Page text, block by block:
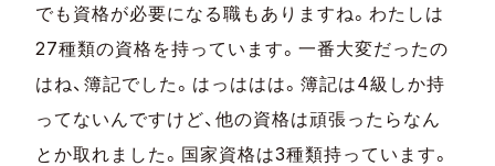
でも資格が必要になる職もありますね。わたしは
27種類の資格を持っています。一番大変だったの
はね、簿記でした。はっははは。簿記は4級しか持
ってないんですけど、他の資格は頑張ったらなん
とか取れました。国家資格は3種類持っています。